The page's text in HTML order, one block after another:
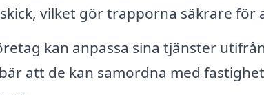
vilket gör trapporna säkrare för
kan anpassa sina tjänster
att de kan samordna med